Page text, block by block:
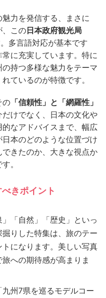
力を発信する、まさに
、この日本政府観光局
多言語対応が基本です
に充実しています。特に
の持つ多様な魅力をテーマ
ているのが特徴です。
の 「信頼性」と「網羅性」
けでなく、日本の文化や
なアドバイスまで、幅広
本のどのような位置づけ
きたのか、大きな視点か
。
きポイント
」「自然」「歴史」といっ
りした特集は、旅のテー
になります。美しい写真
への期待感が高まりま
九州7県を巡るモデルコー